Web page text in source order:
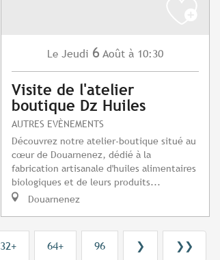
Le Jeudi 6 Août à 10:30
Visite de l'atelier
boutique Dz Huiles
AUTRES EVÈNEMENTS
Découvrez notre atelier-boutique situé au
cœur de Douarnenez, dédié à la
fabrication artisanale d'huiles alimentaires
biologiques et de leurs produits...
Douarnenez
32+ 64+ 96 ❯ ❯❯